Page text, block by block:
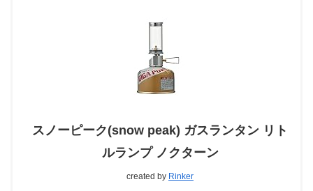
スノーピーク(snow peak) ガスランタン リト
ルランプ ノクターン
created by Rinker